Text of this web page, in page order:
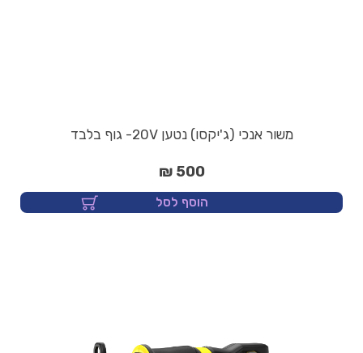
משור אנכי (ג'יקסו) נטען 20V- גוף בלבד
500 ₪
הוסף לסל